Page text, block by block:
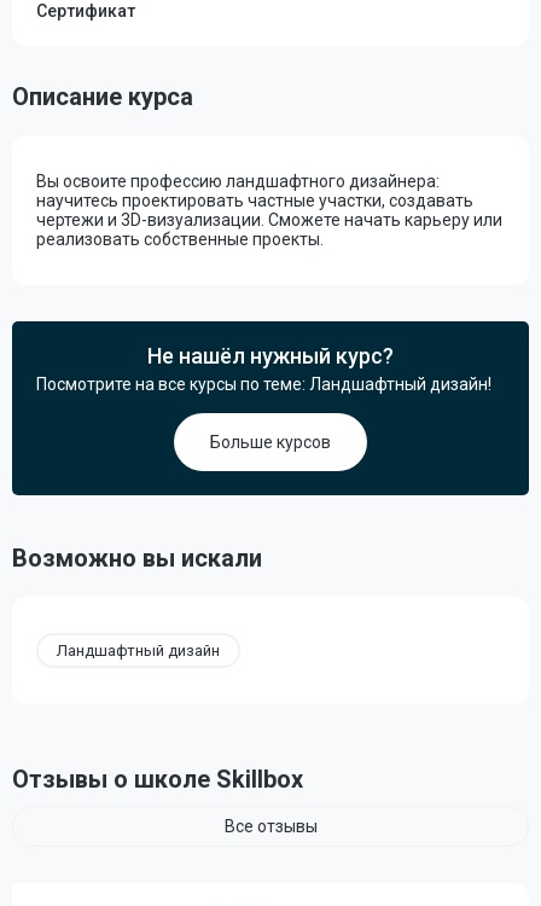
Сертификат
Описание курса
Вы освоите профессию ландшафтного дизайнера:
научитесь проектировать частные участки, создавать
чертежи и 3D-визуализации. Сможете начать карьеру или
реализовать собственные проекты.
Не нашёл нужный курс?
Посмотрите на все курсы по теме: Ландшафтный дизайн!
Больше курсов
Возможно вы искали
Ландшафтный дизайн
Отзывы о школе Skillbox
Все отзывы